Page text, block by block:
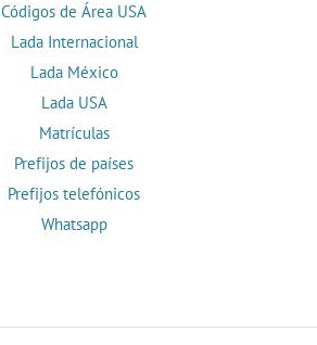
Códigos de Área USA
Lada Internacional
Lada México
Lada USA
Matrículas
Prefijos de países
Prefijos telefónicos
Whatsapp